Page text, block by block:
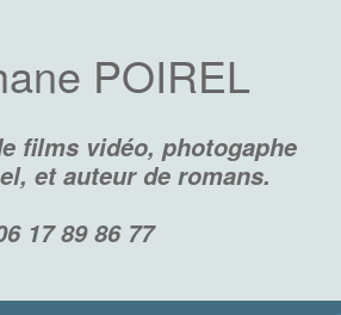
POIREL
films vidéo, photogaphe
et auteur de romans.
17 89 86 77